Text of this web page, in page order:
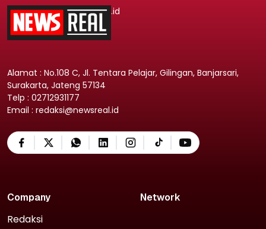
.id
Alamat : No.108 C, Jl. Tentara Pelajar, Gilingan, Banjarsari,
Surakarta, Jateng 57134
Telp : 02712931177
Email : redaksi@newsreal.id
Company
Redaksi
Network